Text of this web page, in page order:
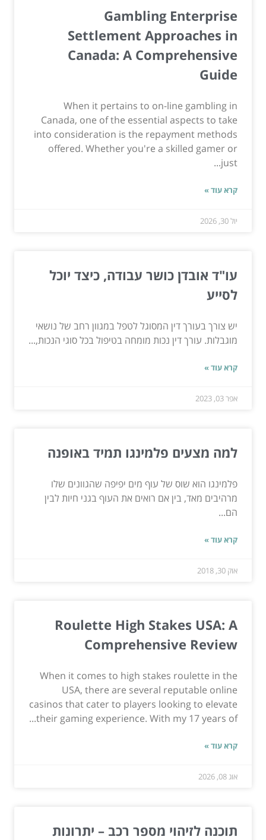
Gambling Enterprise
Settlement Approaches in
Canada: A Comprehensive
Guide
When it pertains to on-line gambling in
Canada, one of the essential aspects to take
into consideration is the repayment methods
offered. Whether you're a skilled gamer or
just...
קרא עוד »
יול 30, 2026
עו"ד אובדן כושר עבודה, כיצד יוכל
לסייע
יש צורך בעורך דין המסוגל לטפל במגוון רחב של נושאי
מוגבלות. עורך דין נכות מומחה בטיפול בכל סוגי הנכות,...
קרא עוד »
אפר 03, 2023
למה מצעים פלמינגו תמיד באופנה
פלמינגו הוא שוס של עוף מים יפיפה שהגוונים שלו
מרהיבים מאד, בין אם רואים את העוף בגני חיות לבין
הם...
קרא עוד »
אוק 30, 2018
Roulette High Stakes USA: A
Comprehensive Review
When it comes to high stakes roulette in the
USA, there are several reputable online
casinos that cater to players looking to elevate
their gaming experience. With my 17 years of...
קרא עוד »
אוג 08, 2026
תוכנה לזיהוי מספר רכב – יתרונות